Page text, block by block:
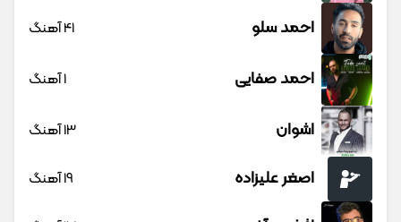
احمد سلو 41 آهنگ
احمد صفایی 1 آهنگ
اشوان 13 آهنگ
اصغر علیزاده 19 آهنگ